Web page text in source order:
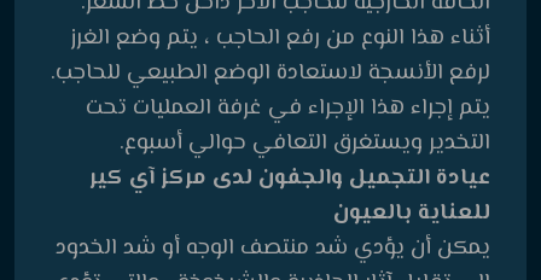
أثناء هذا النوع من رفع الحاجب ، يتم وضع الغرز
لرفع الأنسجة لاستعادة الوضع الطبيعي للحاجب.
يتم إجراء هذا الإجراء في غرفة العمليات تحت
التخدير ويستغرق التعافي حوالي أسبوع.
عيادة التجميل والجفون لدى مركز آي كير
للعناية بالعيون
يمكن أن يؤدي شد منتصف الوجه أو شد الخدود